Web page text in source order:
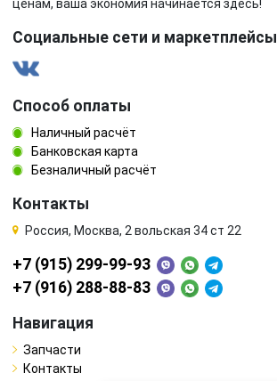
ценам, ваша экономия начинается здесь!
Социальные сети и маркетплейсы
Способ оплаты
Наличный расчёт
Банковская карта
Безналичный расчёт
Контакты
Россия, Москва, 2 вольская 34 ст 22
+7 (915) 299-99-93
+7 (916) 288-88-83
Навигация
Запчасти
Контакты